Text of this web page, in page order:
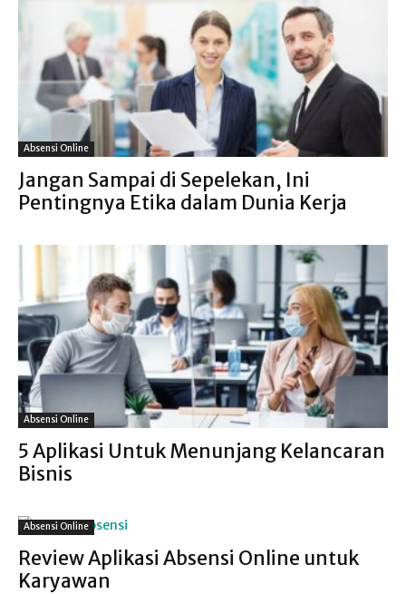
Absensi Online
Jangan Sampai di Sepelekan, Ini
Pentingnya Etika dalam Dunia Kerja
Absensi Online
5 Aplikasi Untuk Menunjang Kelancaran
Bisnis
Absensi Online
Review Aplikasi Absensi Online untuk
Karyawan